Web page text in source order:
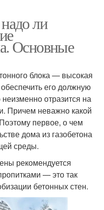
ли
Основные
блока — высокая
его должную
отразится на
Причем неважно какой
первое, о чем
дома из газобетона
среды.
рекомендуется
— это так
бетонных стен.